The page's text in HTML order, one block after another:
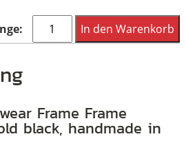
Andy
Wolf
4809
Col.
In den Warenkorb
Frame Frame
black, handmade in